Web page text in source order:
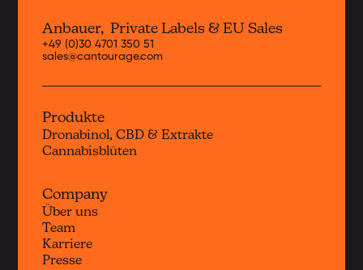
Anbauer, Private Labels & EU Sales
+49 (0)30 4701 350 51
sales@cantourage.com
Produkte
Dronabinol, CBD & Extrakte
Cannabisblüten
Company
Über uns
Team
Karriere
Presse